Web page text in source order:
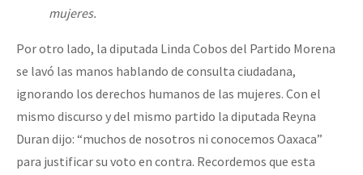
mujeres.
Por otro lado, la diputada Linda Cobos del Partido Morena
se lavó las manos hablando de consulta ciudadana,
ignorando los derechos humanos de las mujeres. Con el
mismo discurso y del mismo partido la diputada Reyna
Duran dijo: “muchos de nosotros ni conocemos Oaxaca”
para justificar su voto en contra. Recordemos que esta